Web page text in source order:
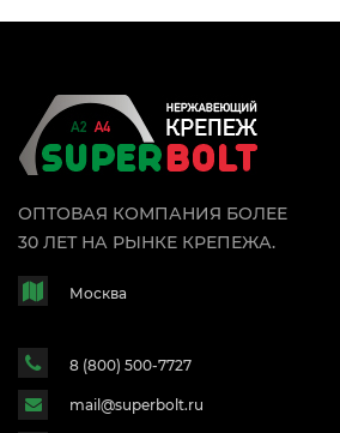
ОПТОВАЯ КОМПАНИЯ БОЛЕЕ
30 ЛЕТ НА РЫНКЕ КРЕПЕЖА.
Москва
8 (800) 500-7727
mail@superbolt.ru